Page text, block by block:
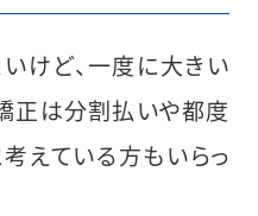
けど、一度に大きい
正は分割払いや都度
考えている方もいらっ